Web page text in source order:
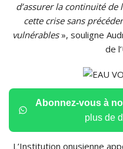
d’assurer la continuité de
cette crise sans
vulnérables», souligne
de
Abonnez-vous à
plus de
L’Institution onusienne